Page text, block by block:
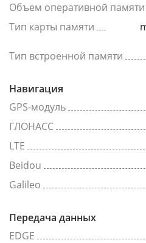
Объем оперативной
Тип карты памяти
Тип встроенной памяти
Навигация
GPS-модуль
ГЛОНАСС
LTE
Beidou
Galileo
Передача данных
EDGE